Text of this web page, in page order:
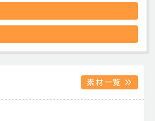
素材一覧